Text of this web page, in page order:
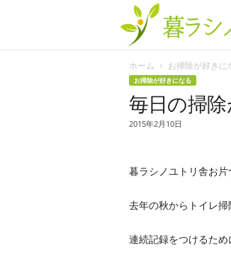
ホーム お掃除が好きに
お掃除が好きになる
毎日の掃
2015年2月10日
暮ラシノユトリ舎お片
去年の秋からトイレ掃
連続記録をつけるため